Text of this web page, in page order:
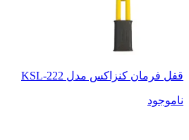
قفل فرمان کنزاکس مدل KSL-222
ناموجود